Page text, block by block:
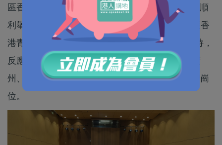
區香港青年實習計劃聯合啟動禮」於今日（9日）順
利舉行，約200名香港青年出席。本屆實習計劃獲香
港青年發展委員會資助及大灣區內地城市政府支持，
反應熱烈，共有超過900名香港青年報名，競逐廣
州、深圳、珠海和江門四個城市提供的132個實習崗
位。